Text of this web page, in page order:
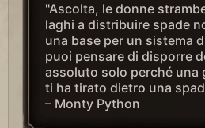
"Ascolta, le donne
laghi a distribuire spade
una base per un sistema
puoi pensare di disporre
assoluto solo perché una
ti ha tirato dietro una
– Monty Python